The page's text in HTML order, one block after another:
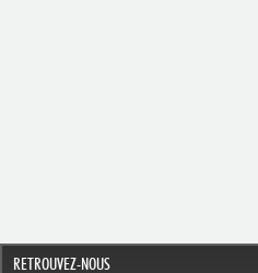
RETROUVEZ-NOUS